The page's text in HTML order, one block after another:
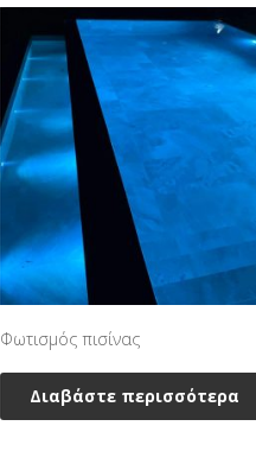
Φωτισμός πισίνας
Διαβάστε περισσότερα